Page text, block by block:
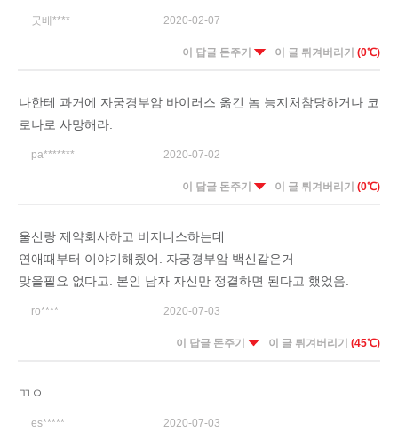
굿베**** 2020-02-07
이 답글 돈주기 이 글 튀겨버리기 (0℃)
나한테 과거에 자궁경부암 바이러스 옮긴 놈 능지처참당하거나 코
로나로 사망해라.
pa******* 2020-07-02
이 답글 돈주기 이 글 튀겨버리기 (0℃)
울신랑 제약회사하고 비지니스하는데
연애때부터 이야기해줬어. 자궁경부암 백신같은거
맞을필요 없다고. 본인 남자 자신만 정결하면 된다고 했었음.
ro**** 2020-07-03
이 답글 돈주기 이 글 튀겨버리기 (45℃)
ㄲㅇ
es***** 2020-07-03